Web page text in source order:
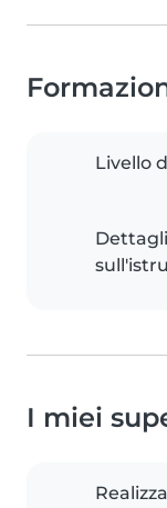
Livello
Dettagli
I miei